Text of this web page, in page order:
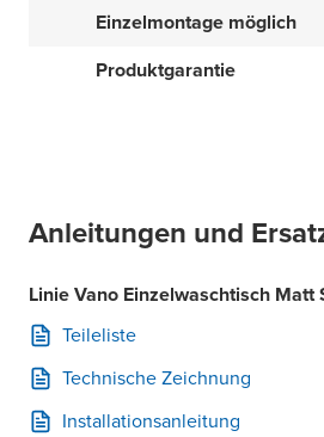
Einzelmontage möglich
Produktgarantie
Anleitungen und
Linie Vano Einzelwaschtisch
Teileliste
Technische Zeichnung
Installationsanleitung